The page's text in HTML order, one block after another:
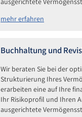
mehr erfahren
Buchhaltung und
Wir beraten Sie bei der
Strukturierung Ihres
erarbeiten eine auf Ihre
Ihr Risikoprofil und Ihren
ausgerichtete